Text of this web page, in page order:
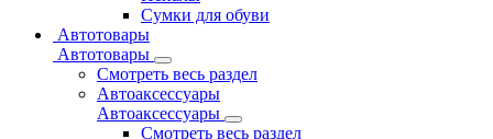
Сумки для обуви
Автотовары
Автотовары
Смотреть весь раздел
Автоаксессуары
Автоаксессуары
Смотреть весь раздел